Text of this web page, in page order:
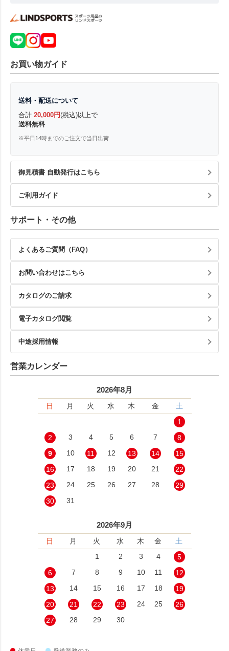
お買い物ガイド
送料・配送について
合計 20,000円(税込)以上で
送料無料
※平日14時までのご注文で当日出荷
御見積書 自動発行はこちら
ご利用ガイド
サポート・その他
よくあるご質問（FAQ）
お問い合わせはこちら
カタログのご請求
電子カタログ閲覧
中途採用情報
営業カレンダー
2026年8月
日 月 火 水 木 金
土
1
2
3 4 5 6 7
8
9
10 11 12 13 14
15
16
17 18 19 20 21
22
23
24 25 26 27 28
29
30
31
2026年9月
日 月 火 水 木 金
土
1
2 3 4
5
6
7 8 9 10 11
12
13
14 15 16 17 18
19
20
21 22 23 24 25
26
27
28 29 30